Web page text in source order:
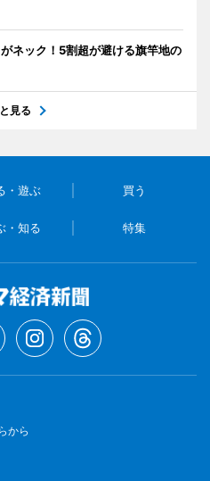
ネック！5割超が避ける旗竿地の
見る
・遊ぶ 買う
・知る 特集
から